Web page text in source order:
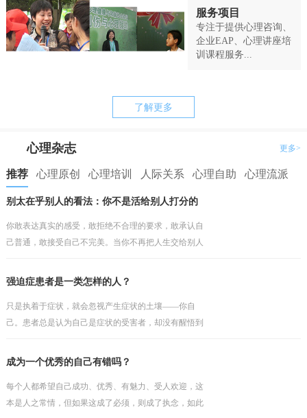
服务项目
专注于提供心理咨询、
企业EAP、心理讲座培
训课程服务...
了解更多
心理杂志 更多>
推荐 心理原创 心理培训 人际关系 心理自助 心理流派
别太在乎别人的看法：你不是活给别人打分的
你敢表达真实的感受，敢拒绝不合理的要求，敢承认自
己普通，敢接受自己不完美。当你不再把人生交给别人
强迫症患者是一类怎样的人？
只是执着于症状，就会忽视产生症状的土壤——你自
己。患者总是认为自己是症状的受害者，却没有醒悟到
会如此轻易地被打破。他往往会埋怨某些人或事，认为
成为一个优秀的自己有错吗？
每个人都希望自己成功、优秀、有魅力、受人欢迎，这
本是人之常情，但如果这成了必须，则成了执念，如此